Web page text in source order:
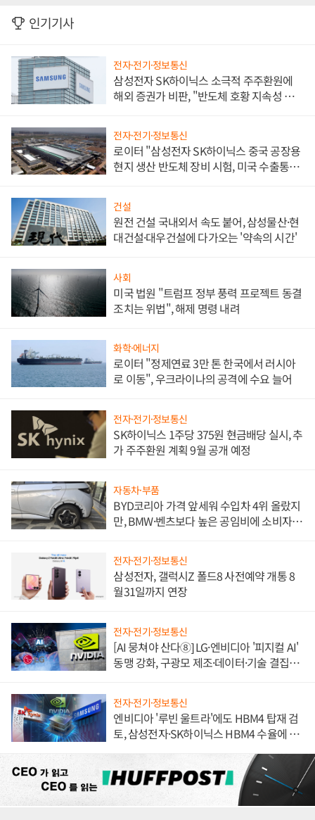
인기기사
전자·전기·정보통신
삼성전자 SK하이닉스 소극적 주주환원에
해외 증권가 비판, "반도체 호황 지속성 의
전자·전기·정보통신
로이터 "삼성전자 SK하이닉스 중국 공장용
현지 생산 반도체 장비 시험, 미국 수출통제
건설
원전 건설 국내외서 속도 붙어, 삼성물산·현
대건설·대우건설에 다가오는 '약속의 시간'
사회
미국 법원 "트럼프 정부 풍력 프로젝트 동결
조치는 위법", 해제 명령 내려
화학·에너지
로이터 "정제연료 3만 톤 한국에서 러시아
로 이동", 우크라이나의 공격에 수요 늘어
전자·전기·정보통신
SK하이닉스 1주당 375원 현금배당 실시, 추
가 주주환원 계획 9월 공개 예정
자동차·부품
BYD코리아 가격 앞세워 수입차 4위 올랐지
만, BMW·벤츠보다 높은 공임비에 소비자
전자·전기·정보통신
삼성전자, 갤럭시Z 폴드8 사전예약 개통 8
월31일까지 연장
전자·전기·정보통신
[AI 뭉쳐야 산다⑧] LG·엔비디아 '피지컬 AI'
동맹 강화, 구광모 제조·데이터·기술 결집
전자·전기·정보통신
엔비디아 '루빈 울트라'에도 HBM4 탑재 검
토, 삼성전자·SK하이닉스 HBM4 수율에 주